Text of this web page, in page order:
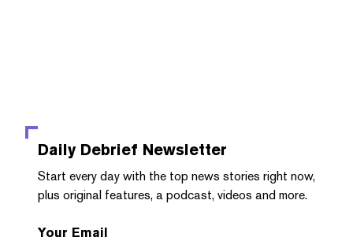
Daily Debrief Newsletter
Start every day with the top news stories right now,
plus original features, a podcast, videos and more.
Your Email